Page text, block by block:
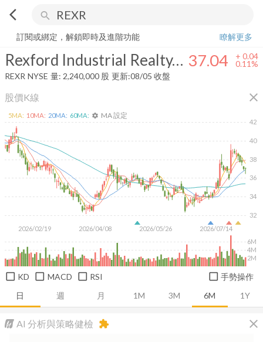
arrow_back_ios search
Rexford Industrial Realty, Inc.
訂閱或綁定，解鎖即時及進階功能
瞭解更多
Rexford Industrial Realty, Inc. 37.04 + 0.04
0.11%
REXR NYSE 量: 2,240,000 股 更新:08/05 收盤
股價K線 close
日 週 月 1M 3M 6M 1Y
2026/02/19 2026/04/08 2026/05/26 2026/07/14
32
34
36
38
40
42
2M
4M
6M
5MA: 10MA: 20MA: 60MA: settings MA 設定
KD MACD RSI 手勢操作
AI 分析與策略健檢 close
extension